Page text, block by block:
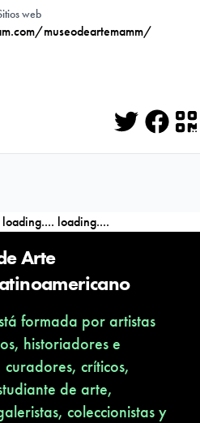
web
museodeartemamm/
Twitter
loading.... loading....
Arte
formada por artistas
historiadores e
críticos,
de arte,
coleccionistas y